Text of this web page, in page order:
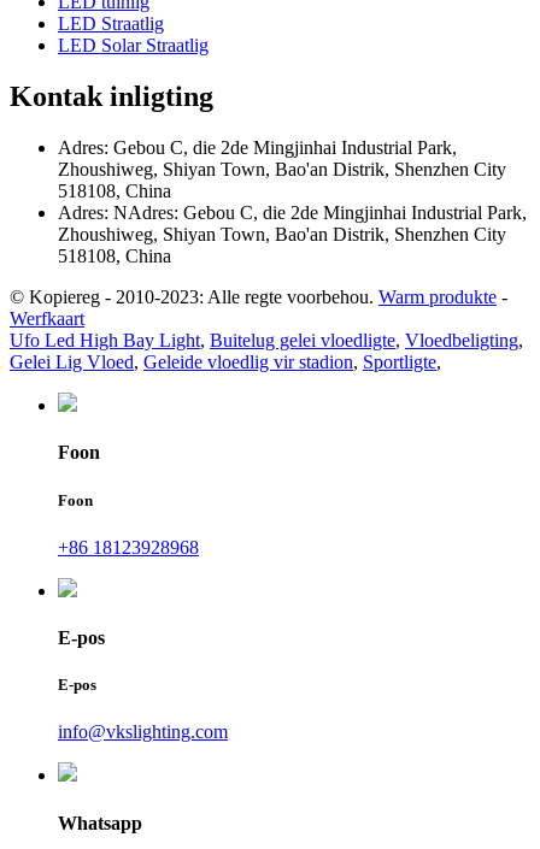
LED Straatlig
LED Solar Straatlig
Kontak inligting
Adres: Gebou C, die 2de Mingjinhai Industrial Park,
Zhoushiweg, Shiyan Town, Bao'an Distrik, Shenzhen City
518108, China
Adres: NAdres: Gebou C, die 2de Mingjinhai Industrial Park,
Zhoushiweg, Shiyan Town, Bao'an Distrik, Shenzhen City
518108, China
© Kopiereg - 2010-2023: Alle regte voorbehou. Warm produkte -
Werfkaart
Ufo Led High Bay Light, Buitelug gelei vloedligte, Vloedbeligting,
Gelei Lig Vloed, Geleide vloedlig vir stadion, Sportligte,
Foon
Foon
+86 18123928968
E-pos
E-pos
info@vkslighting.com
Whatsapp